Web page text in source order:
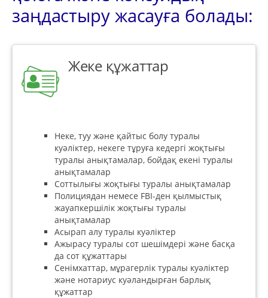
заңдастыру жасауға болады:
Жеке құжаттар
Неке, туу және қайтыс болу туралы
куәліктер, некеге тұруға кедергі жоқтығы
туралы анықтамалар, бойдақ екені туралы
анықтамалар
Соттылығы жоқтығы туралы анықтамалар
Полициядан немесе FBI-ден қылмыстық
жауапкершілік жоқтығы туралы
анықтамалар
Асырап алу туралы куәліктер
Ажырасу туралы сот шешімдері және басқа
да сот құжаттары
Сенімхаттар, мұрагерлік туралы куәліктер
және нотариус куәландырған барлық
құжаттар